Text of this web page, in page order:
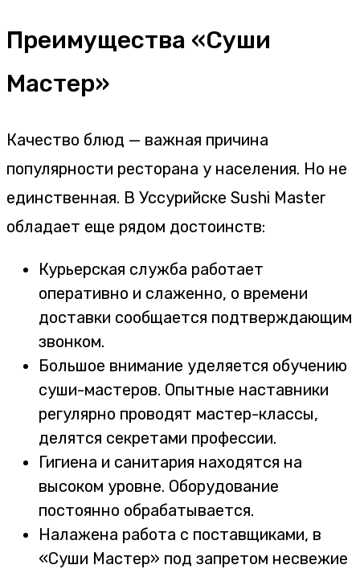
Преимущества «Суши
Мастер»
Качество блюд — важная причина
популярности ресторана у населения. Но не
единственная. В Уссурийске Sushi Master
обладает еще рядом достоинств:
Курьерская служба работает
оперативно и слаженно, о времени
доставки сообщается подтверждающим
звонком.
Большое внимание уделяется обучению
суши-мастеров. Опытные наставники
регулярно проводят мастер-классы,
делятся секретами профессии.
Гигиена и санитария находятся на
высоком уровне. Оборудование
постоянно обрабатывается.
Налажена работа с поставщиками, в
«Суши Мастер» под запретом несвежие